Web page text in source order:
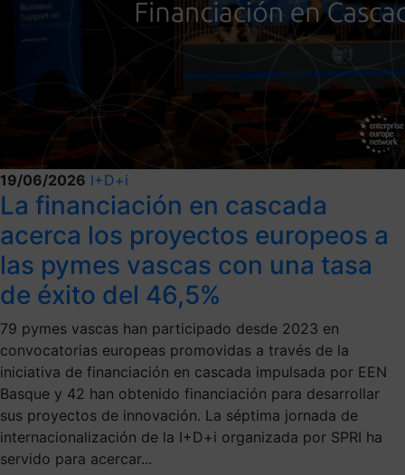
19/06/2026 I+D+i
La financiación en cascada
acerca los proyectos europeos a
las pymes vascas con una tasa
de éxito del 46,5%
79 pymes vascas han participado desde 2023 en
convocatorias europeas promovidas a través de la
iniciativa de financiación en cascada impulsada por EEN
Basque y 42 han obtenido financiación para desarrollar
sus proyectos de innovación. La séptima jornada de
internacionalización de la I+D+i organizada por SPRI ha
servido para acercar...